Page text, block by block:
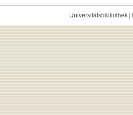
Universitätsbibliothek|